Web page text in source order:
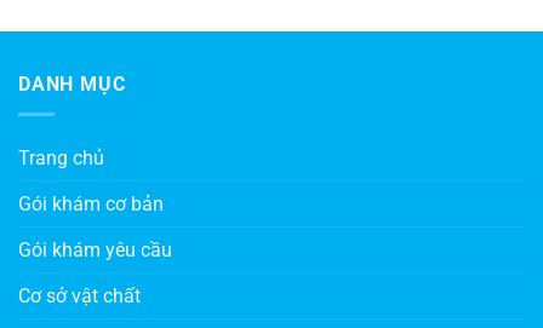
DANH MỤC
Trang chủ
Gói khám cơ bản
Gói khám yêu cầu
Cơ sở vật chất